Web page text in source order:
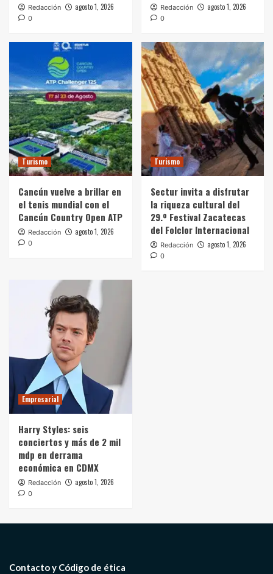
Redacción agosto 1, 2026
0
Redacción agosto 1, 2026
0
Turismo
Cancún vuelve a brillar en
el tenis mundial con el
Cancún Country Open ATP
Redacción agosto 1, 2026
0
Turismo
Sectur invita a disfrutar
la riqueza cultural del
29.º Festival Zacatecas
del Folclor Internacional
Redacción agosto 1, 2026
0
Empresarial
Harry Styles: seis
conciertos y más de 2 mil
mdp en derrama
económica en CDMX
Redacción agosto 1, 2026
0
Contacto y Código de ética